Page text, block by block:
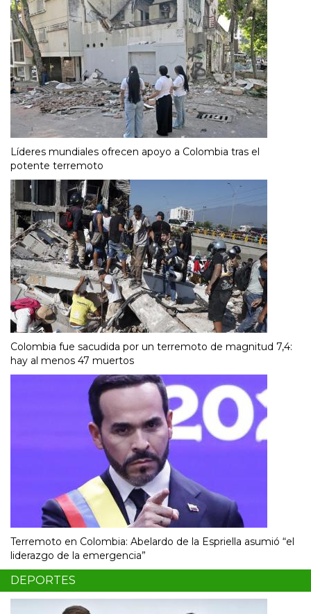
Líderes mundiales ofrecen apoyo a Colombia tras el
potente terremoto
Colombia fue sacudida por un terremoto de magnitud 7,4:
hay al menos 47 muertos
Terremoto en Colombia: Abelardo de la Espriella asumió “el
liderazgo de la emergencia”
DEPORTES